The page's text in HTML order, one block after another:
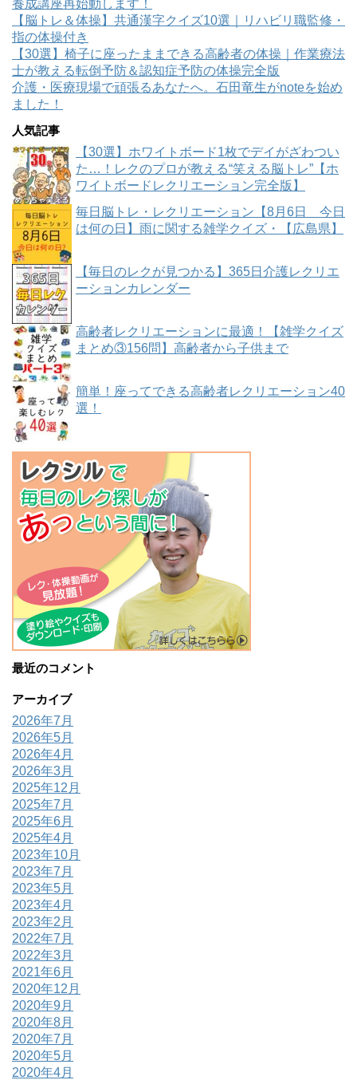
養成講座再始動します！
【脳トレ＆体操】共通漢字クイズ10選｜リハビリ職監修・
指の体操付き
【30選】椅子に座ったままできる高齢者の体操｜作業療法
士が教える転倒予防＆認知症予防の体操完全版
介護・医療現場で頑張るあなたへ。石田竜生がnoteを始め
ました！
人気記事
【30選】ホワイトボード1枚でデイがざわつい
た…！レクのプロが教える“笑える脳トレ”【ホ
ワイトボードレクリエーション完全版】
毎日脳トレ・レクリエーション【8月6日 今日
は何の日】雨に関する雑学クイズ・【広島県】
【毎日のレクが見つかる】365日介護レクリエ
ーションカレンダー
高齢者レクリエーションに最適！【雑学クイズ
まとめ③156問】高齢者から子供まで
簡単！座ってできる高齢者レクリエーション40
選！
最近のコメント
アーカイブ
2026年7月
2026年5月
2026年4月
2026年3月
2025年12月
2025年7月
2025年6月
2025年4月
2023年10月
2023年7月
2023年5月
2023年4月
2023年2月
2022年7月
2022年3月
2021年6月
2020年12月
2020年9月
2020年8月
2020年7月
2020年5月
2020年4月